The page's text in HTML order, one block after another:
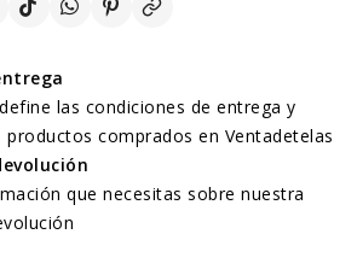
las condiciones de entrega y
productos comprados en Ventadetelas
que necesitas sobre nuestra